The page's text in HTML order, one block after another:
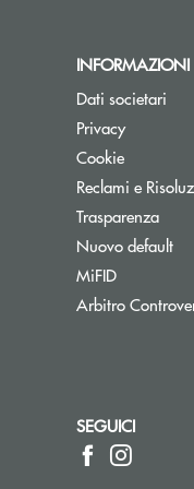
INFORMAZIONI
Dati societari
Privacy
Cookie
Reclami e
Trasparenza
Nuovo default
MiFID
Arbitro
SEGUICI